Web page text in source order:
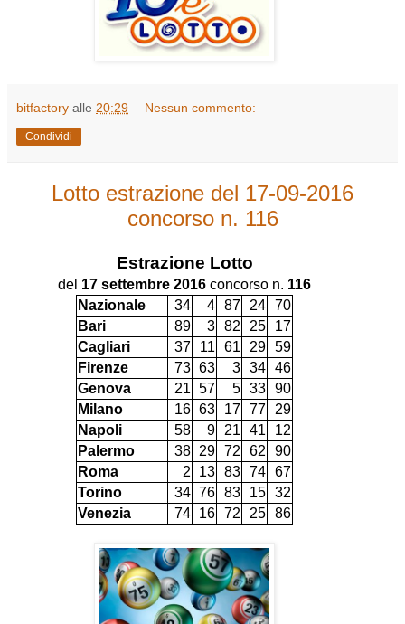
bitfactory alle 20:29 Nessun commento:
Condividi
Lotto estrazione del 17-09-2016
concorso n. 116
Estrazione Lotto
del 17 settembre 2016 concorso n. 116
Nazionale
34 4 87 24 70
Bari
89 3 82 25
17
Cagliari
37 11 61 29 59
Firenze
73 63 3 34 46
Genova
21 57 5 33 90
Milano
16 63 17 77
29
Napoli
58 9 21 41
12
Palermo
38 29 72 62
90
Roma
2 13 83 74 67
Torino
34 76 83 15 32
Venezia
74 16 72 25 86